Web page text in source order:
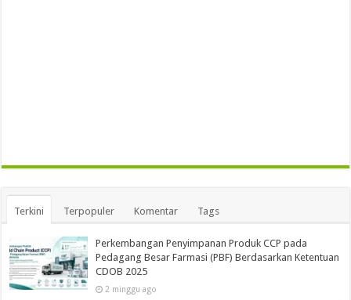
Terkini Terpopuler Komentar Tags
Perkembangan Penyimpanan Produk CCP pada
Pedagang Besar Farmasi (PBF) Berdasarkan Ketentuan
CDOB 2025
2 minggu ago